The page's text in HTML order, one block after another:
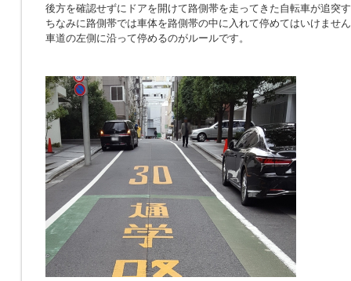
後方を確認せずにドアを開けて路側帯を走ってきた自転車が追突
ちなみに路側帯では車体を路側帯の中に入れて停めてはいけませ
車道の左側に沿って停めるのがルールです。